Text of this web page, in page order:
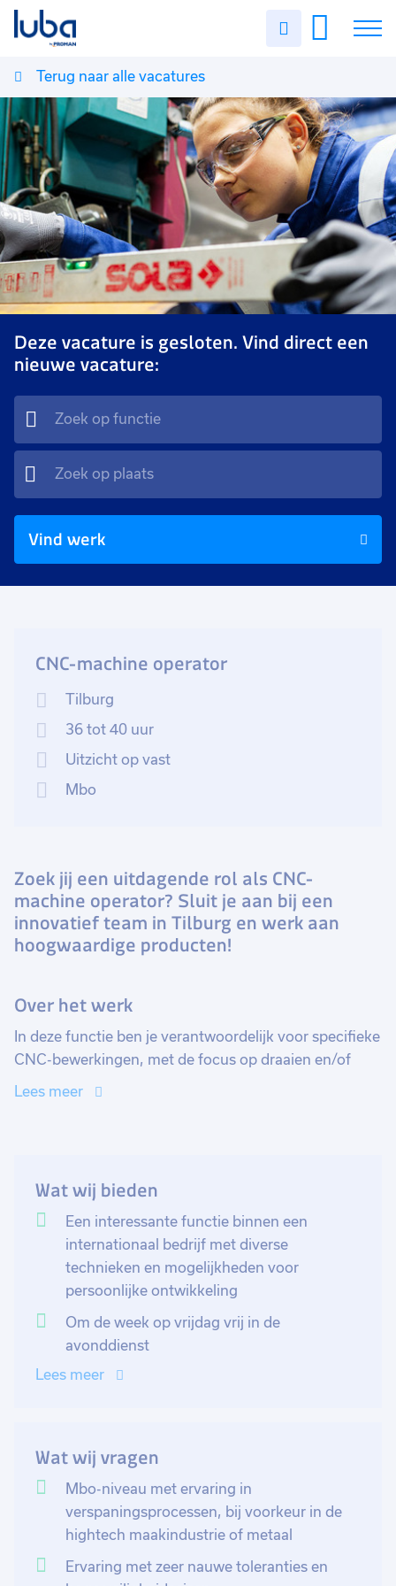
Uren
Vacatures
Over ons
Voor werkgevers
Contact
Terug naar alle vacatures
Deze vacature is gesloten. Vind direct een
nieuwe vacature:
Vind werk
CNC-machine operator
Tilburg
36 tot 40 uur
Uitzicht op vast
Mbo
Zoek jij een uitdagende rol als CNC-
machine operator? Sluit je aan bij een
innovatief team in Tilburg en werk aan
hoogwaardige producten!
Over het werk
In deze functie ben je verantwoordelijk voor specifieke
CNC-bewerkingen, met de focus op draaien en/of
frezen van producten. Je werkt met specialistische
dagelijks naar om de hoogste kwaliteits- en
veiligheidsnormen te realiseren. Je hebt ervaring met
CNC-machines en eventuele programmeerkennis, wat
een goede basis vormt voor je dagelijkse
werkzaamheden. Je hebt ook oog voor verbeteringen
en neemt deel aan verschillende (5S) projecten om
processen beter, veiliger en efficiënter te maken. In de
andere week 4 avonden in de avonddienst.
Lees meer
Wat wij bieden
Een interessante functie binnen een
internationaal bedrijf met diverse
technieken en mogelijkheden voor
persoonlijke ontwikkeling
Om de week op vrijdag vrij in de
avonddienst
Lees meer
Wat wij vragen
Mbo-niveau met ervaring in
verspaningsprocessen, bij voorkeur in de
hightech maakindustrie of metaal
Ervaring met zeer nauwe toleranties en